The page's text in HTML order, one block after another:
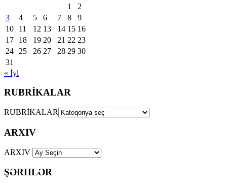
1
2
3
4 5 6 7 8
9
10
11 12 13 14 15 16
17
18 19 20 21 22 23
24
25 26 27 28 29 30
31
« İyl
RUBRİKALAR
RUBRİKALAR
ARXIV
ARXIV
ŞƏRHLƏR